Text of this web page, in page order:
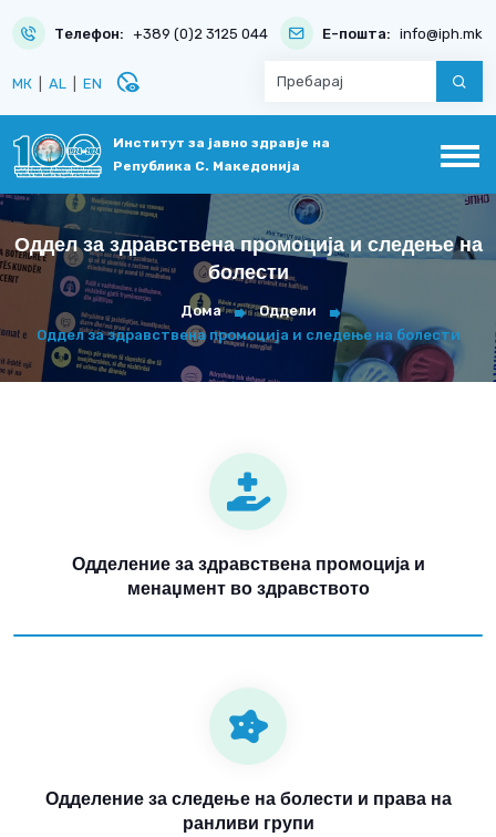
Телефон: +389 (0)2 3125 044 Е-пошта: info@iph.mk
МК AL EN disabled_visible
Институт за јавно здравје на
Република С. Македонија
Оддел за здравствена промоција и следење на
болести
Дома
Оддели
Оддел за здравствена промоција и следење на болести
Одделение за здравствена промоција и
менаџмент во здравството
Одделение за следење на болести и права на
ранливи групи